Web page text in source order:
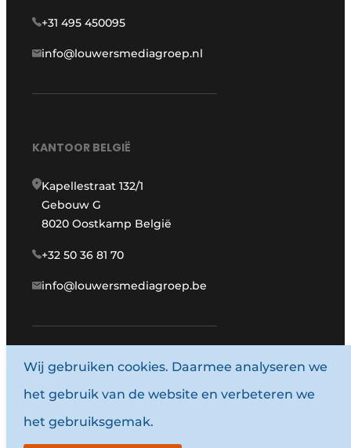
+31 495 450095
info@louwersmediagroep.nl
KANTOOR BELGIË
Kapellestraat 132/1
Gebouw G
8020 Oostkamp België
+32 50 36 81 70
info@louwersmediagroep.be
www.louwersmediagroep.com
© 1987 - 2026 Louwersmediagroep.
Algemene voorwaarden
Wij gebruiken cookies. Daarmee analyseren we
het gebruik van de website en verbeteren we
het gebruiksgemak.